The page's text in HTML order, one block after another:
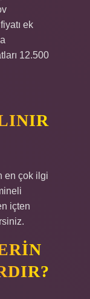
ek
12.500
en çok ilgi
içten